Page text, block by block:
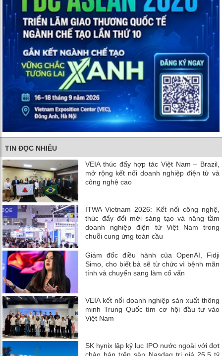
TIN ĐỌC NHIỀU
VEIA thúc đẩy hợp tác Việt Nam – Brazil,
mở rộng kết nối doanh nghiệp điện tử và
công nghệ cao
ITWA Vietnam 2026: Kết nối công nghệ,
thúc đẩy đổi mới sáng tạo và nâng tầm
doanh nghiệp điện tử Việt Nam trong
chuỗi cung ứng toàn cầu
Giám đốc điều hành của OpenAI, Fidji
Simo, cho biết bà sẽ từ chức vì bệnh mãn
tính và chuyển sang làm cố vấn
VEIA kết nối doanh nghiệp sản xuất thông
minh Trung Quốc tìm cơ hội đầu tư vào
Việt Nam
SK hynix lập kỷ lục IPO nước ngoài với đợt
chào bán trên sàn Nasdaq trị giá 26,5 tỷ